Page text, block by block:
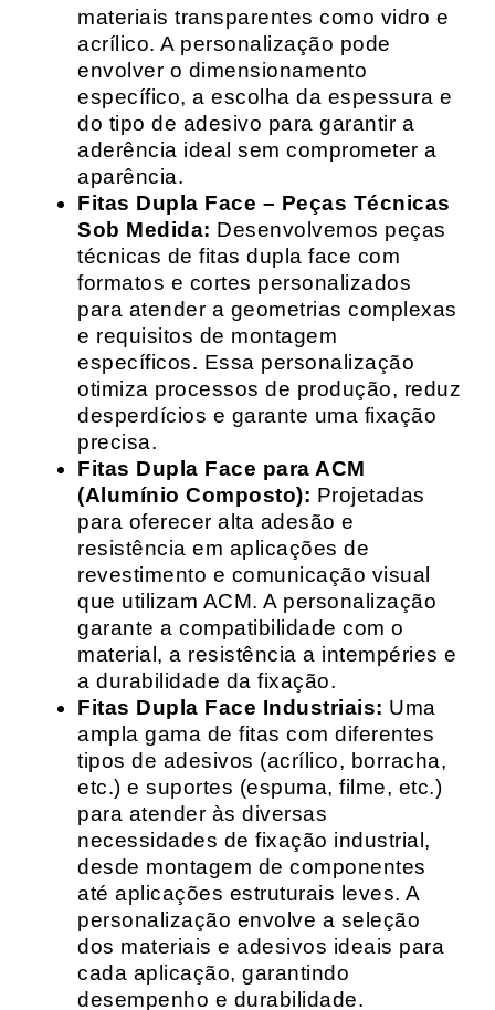
materiais transparentes como vidro e
acrílico. A personalização pode
envolver o dimensionamento
específico, a escolha da espessura e
do tipo de adesivo para garantir a
aderência ideal sem comprometer a
aparência.
Fitas Dupla Face – Peças Técnicas
Sob Medida: Desenvolvemos peças
técnicas de fitas dupla face com
formatos e cortes personalizados
para atender a geometrias complexas
e requisitos de montagem
específicos. Essa personalização
otimiza processos de produção, reduz
desperdícios e garante uma fixação
precisa.
Fitas Dupla Face para ACM
(Alumínio Composto): Projetadas
para oferecer alta adesão e
resistência em aplicações de
revestimento e comunicação visual
que utilizam ACM. A personalização
garante a compatibilidade com o
material, a resistência a intempéries e
a durabilidade da fixação.
Fitas Dupla Face Industriais: Uma
ampla gama de fitas com diferentes
tipos de adesivos (acrílico, borracha,
etc.) e suportes (espuma, filme, etc.)
para atender às diversas
necessidades de fixação industrial,
desde montagem de componentes
até aplicações estruturais leves. A
personalização envolve a seleção
dos materiais e adesivos ideais para
cada aplicação, garantindo
desempenho e durabilidade.